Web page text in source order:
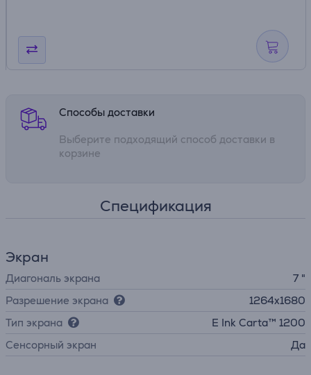
Способы доставки
Выберите подходящий способ доставки в
корзине
Спецификация
Экран
Диагональ экрана
7 "
Разрешение экрана
1264x1680
Тип экрана
E Ink Carta™ 1200
Cенсорный экран
Да